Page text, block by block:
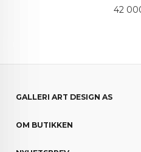
Pris
42
GALLERI ART DESIGN AS
OM BUTIKKEN